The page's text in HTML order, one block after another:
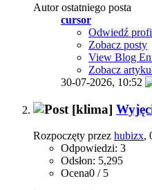
Autor ostatniego posta
cursor
Odwiedź
Zobacz posty
View Blog
Zobacz
30-07-2026, 10:52
[klima]
Rozpoczęty przez hubizx,
Odpowiedzi: 3
Odsłon: 5,295
Ocena0 / 5